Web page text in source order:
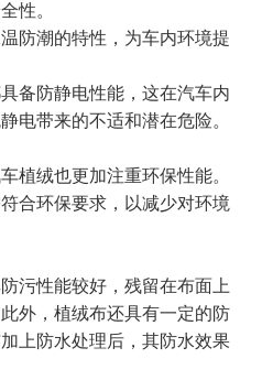
性。
防潮的特性，为车内环境提
备防静电性能，这在汽车内
电带来的不适和潜在危险。
植绒也更加注重环保性能。
合环保要求，以减少对环境
污性能较好，残留在布面上
外，植绒布还具有一定的防
上防水处理后，其防水效果